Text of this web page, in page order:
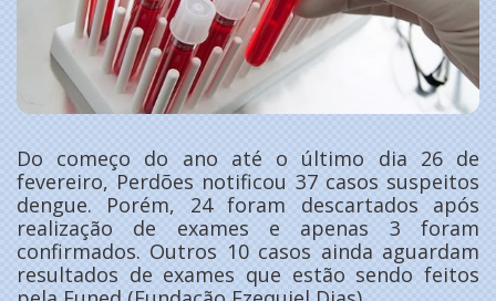
Do começo do ano até o último dia 26 de
fevereiro, Perdões notificou 37 casos suspeitos
dengue. Porém, 24 foram descartados após
realização de exames e apenas 3 foram
confirmados. Outros 10 casos ainda aguardam
resultados de exames que estão sendo feitos